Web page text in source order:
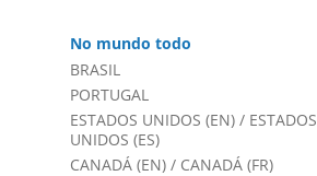
No mundo todo
BRASIL
PORTUGAL
ESTADOS UNIDOS (EN)/ ESTADOS
UNIDOS (ES)
CANADÁ (EN)/ CANADÁ (FR)